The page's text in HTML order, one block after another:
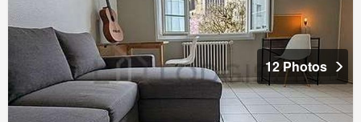
12 Photos